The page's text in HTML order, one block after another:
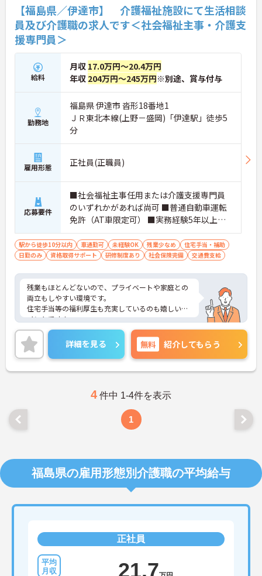
【福島県／伊達市】 介護福祉施設にて生活相談
員及び介護職の求人です＜社会福祉主事・介護支
援専門員＞
給料
月収 17.0万円～20.4万円
年収 204万円～245万円※別途、賞与付与
勤務地
福島県 伊達市 沓形18番地1
ＪＲ東北本線(上野－盛岡)「伊達駅」徒歩5
分
雇用形態 正社員(正職員)
応募要件
■社会福祉主事任用または介護支援専門員
のいずれかがあれば尚可 ■普通自動車運転
免許（AT車限定可） ■実務経験5年以上の
介護福祉士有資格者も応募可 ※未経験相談
可、経験があれば尚可
駅から徒歩10分以内 車通勤可 未経験OK 残業少なめ
住宅手当・補助
日勤のみ
資格取得サポート 研修制度あり 社会保険完備 交通費支給
残業もほとんどないので、プライベートや家庭との
両立もしやすい環境です。
住宅手当等の福利厚生も充実しているのも嬉しいポ
イントです！
ご興味ある方には、面接対策ポイントなど、さらに
詳細をお話しいたしますのでお気軽にご相談くださ
い！
詳細を見る 無料 紹介してもらう
4 件中 1-4件を表示
1
福島県の雇用形態別介護職の平均給与
正社員
21.7